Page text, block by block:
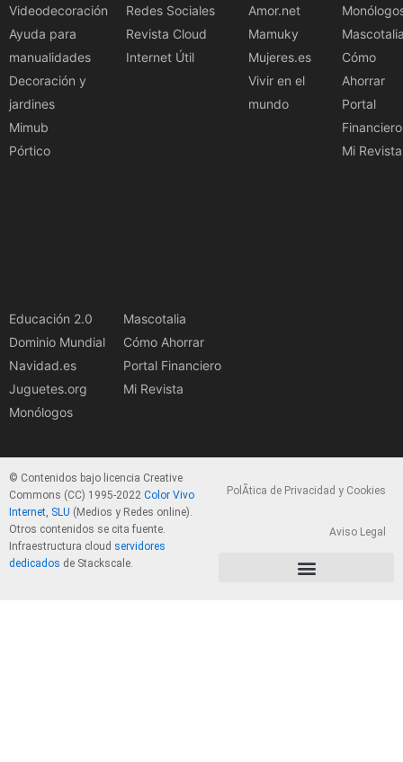
Videodecoración
Ayuda para
manualidades
Decoración y
jardines
Mimub
Pórtico
Redes Sociales
Revista Cloud
Internet Útil
Amor.net
Mamuky
Mujeres.es
Vivir en el
mundo
Cómo
Ahorrar
Portal
Financiero
Mi Revista
Educación 2.0
Dominio Mundial
Navidad.es
Juguetes.org
Monólogos
Mascotalia
Cómo Ahorrar
Portal Financiero
Mi Revista
© Contenidos bajo licencia Creative
Commons (CC) 1995-2022 Color Vivo
Internet, SLU (Medios y Redes online).
Otros contenidos se cita fuente.
Infraestructura cloud servidores
dedicados de Stackscale.
PolÃ­tica de Privacidad y Cookies
Aviso Legal